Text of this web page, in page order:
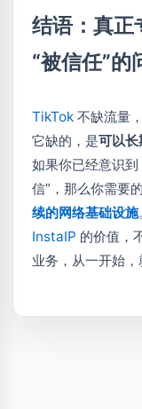
结语：真正
“被信任”的
TikTok 不缺流量
它缺的，是可以长
如果你已经意识
信”，那么你需要
续的网络基础设施
InstaIP 的价值，
业务，从一开始，